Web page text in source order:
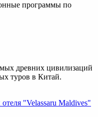
программы по
древних цивилизаций
туров в Китай.
"Velassaru Maldives"